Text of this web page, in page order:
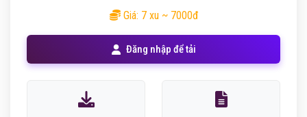
Giá: 7 xu ~ 7000đ
Đăng nhập để tải